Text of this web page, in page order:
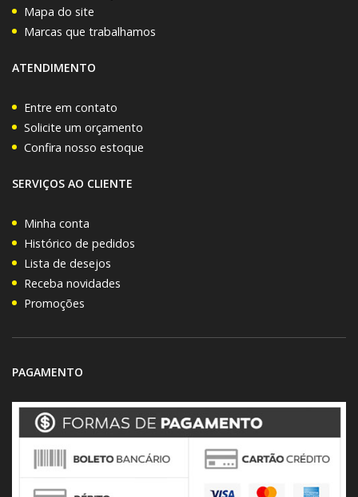
Mapa do site
Marcas que trabalhamos
ATENDIMENTO
Entre em contato
Solicite um orçamento
Confira nosso estoque
SERVIÇOS AO CLIENTE
Minha conta
Histórico de pedidos
Lista de desejos
Receba novidades
Promoções
PAGAMENTO